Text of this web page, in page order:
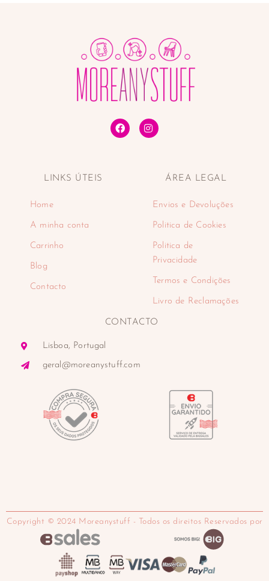
LINKS ÚTEIS
Home
A minha conta
Carrinho
Blog
Contacto
ÁREA LEGAL
Envios e Devoluções
Politica de Cookies
Politica de
Privacidade
Termos e Condições
Livro de Reclamações
CONTACTO
Lisboa, Portugal
geral@moreanystuff.com
Copyright © 2024 Moreanystuff - Todos os direitos Reservados por